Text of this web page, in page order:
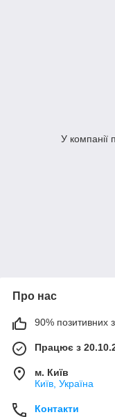
У компанії
Про нас
90% позитивних з
Працює з
м. Київ
Київ, Україна
Контакти